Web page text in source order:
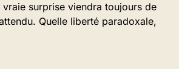
surprise viendra toujours de
Quelle liberté paradoxale,